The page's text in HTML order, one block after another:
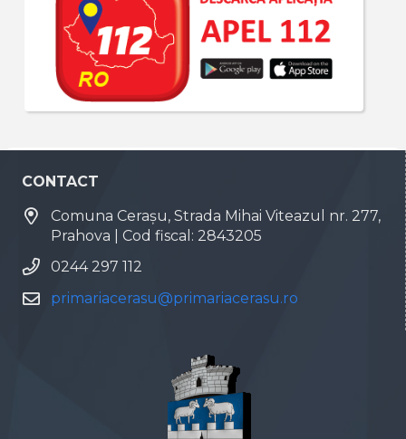
CONTACT
Comuna Cerașu, Strada Mihai Viteazul nr. 277,
Prahova | Cod fiscal: 2843205
0244 297 112
primariacerasu@primariacerasu.ro